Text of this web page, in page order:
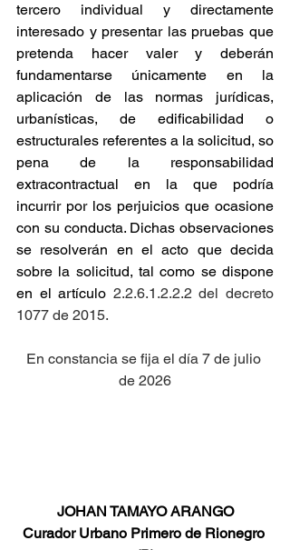
tercero individual y directamente
interesado y presentar las pruebas que
pretenda hacer valer y deberán
fundamentarse únicamente en la
aplicación de las normas jurídicas,
urbanísticas, de edificabilidad o
estructurales referentes a la solicitud, so
pena de la responsabilidad
extracontractual en la que podría
incurrir por los perjuicios que ocasione
con su conducta. Dichas observaciones
se resolverán en el acto que decida
sobre la solicitud, tal como se dispone
en el artículo 2.2.6.1.2.2.2 del decreto
1077 de 2015.
En constancia se fija el día 7 de julio
de 2026
JOHAN TAMAYO ARANGO
Curador Urbano Primero de Rionegro